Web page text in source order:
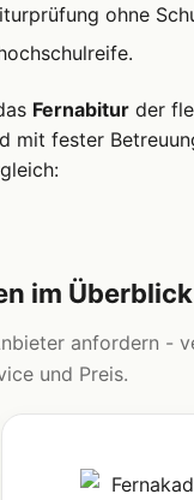
ohne
Fernabitur der
mit fester
im Überblick
anfordern -
und Preis.